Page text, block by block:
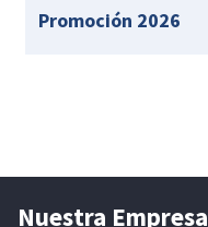
Promoción 2026
Nuestra Empresa